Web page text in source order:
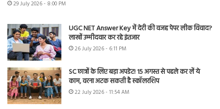
29 July 2026 - 8:00 PM
UGC NET Answer Key में देरी की वजह पेपर लीक विवाद?
लाखों उम्मीदवार कर रहे इंतजार
26 July 2026 - 6:11 PM
SC छात्रों के लिए बड़ा अपडेट! 15 अगस्त से पहले कर लें ये
काम, वरना अटक सकती है स्कॉलरशिप
22 July 2026 - 11:54 AM